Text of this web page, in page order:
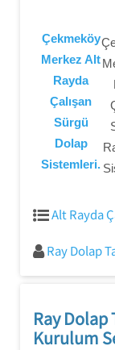
Çekmeköy
Merkez Alt
Rayda
Çalışan
Sürgü
Dolap
Sistemleri.
Alt Rayda
Ray Dolap
Ray Dolap
Kurulum